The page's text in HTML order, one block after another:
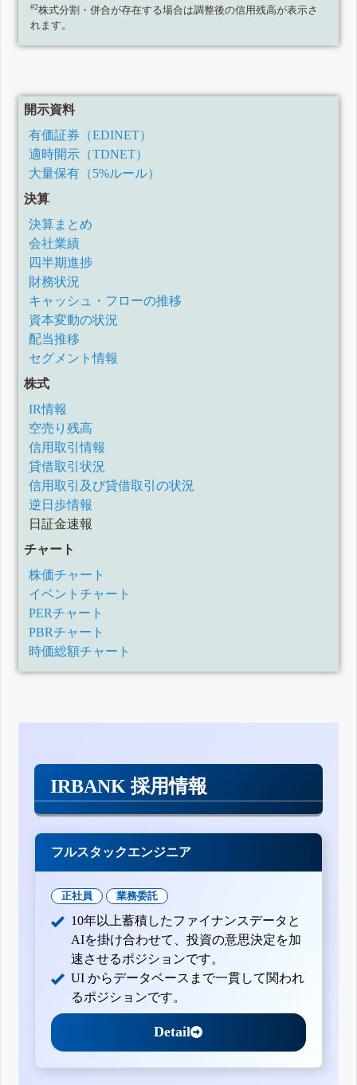
#2株式分割・併合が存在する場合は調整後の信用残高が表示さ
れます。
開示資料
有価証券（EDINET）
適時開示（TDNET）
大量保有（5%ルール）
決算
決算まとめ
会社業績
四半期進捗
財務状況
キャッシュ・フローの推移
資本変動の状況
配当推移
セグメント情報
株式
IR情報
空売り残高
信用取引情報
貸借取引状況
信用取引及び貸借取引の状況
逆日歩情報
日証金速報
チャート
株価チャート
イベントチャート
PERチャート
PBRチャート
時価総額チャート
IRBANK 採用情報
フルスタックエンジニア
正社員 業務委託
10年以上蓄積したファイナンスデータと
AIを掛け合わせて、投資の意思決定を加
速させるポジションです。
UI からデータベースまで一貫して関われ
るポジションです。
Detail